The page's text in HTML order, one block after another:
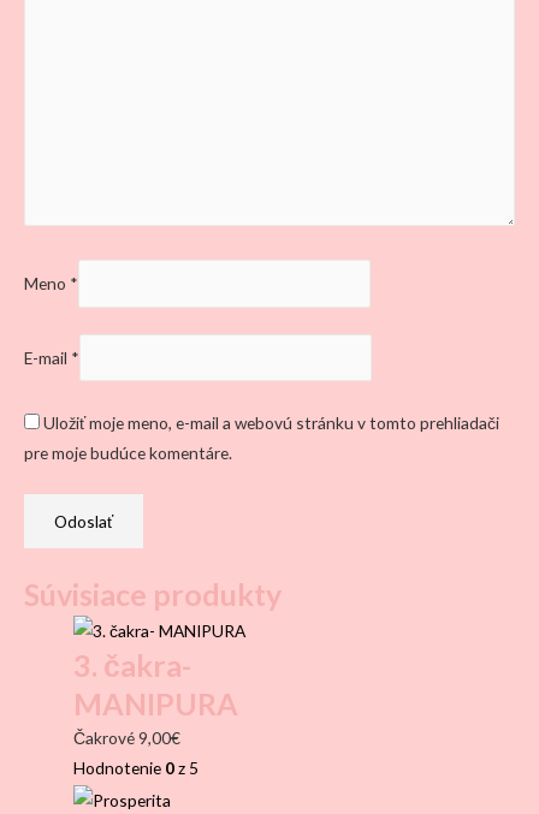
Meno *
E-mail *
Uložiť moje meno, e-mail a webovú stránku v tomto prehliadači
pre moje budúce komentáre.
Súvisiace produkty
3. čakra-
MANIPURA
Čakrové9,00€
Hodnotenie 0z 5